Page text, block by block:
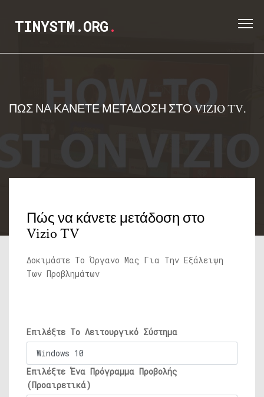
TINYSTM.ORG.
ΠΏΣ ΝΑ ΚΆΝΕΤΕ ΜΕΤΆΔΟΣΗ ΣΤΟ VIZIO TV.
Πώς να κάνετε μετάδοση στο
Vizio TV
Δοκιμάστε Το Όργανο Μας Για Την Εξάλειψη
Των Προβλημάτων
Επιλέξτε Το Λειτουργικό Σύστημα
Επιλέξτε Ένα Πρόγραμμα Προβολής
(Προαιρετικά)